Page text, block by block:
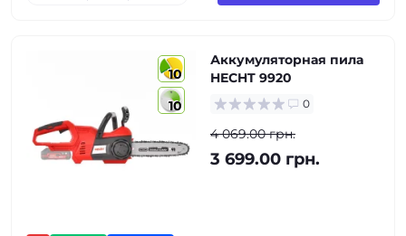
10
10
Аккумуляторная пила
HECHT 9920
0
4 069.00 грн.
3 699.00 грн.